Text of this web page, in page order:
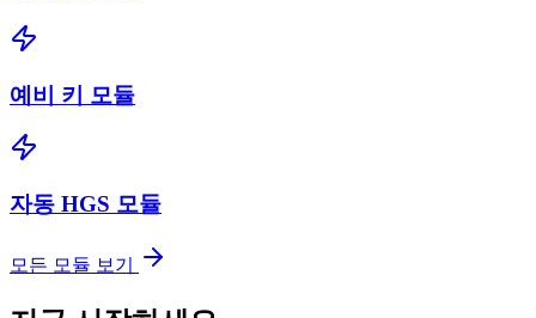
예비 키 모듈
자동 HGS 모듈
모든 모듈 보기